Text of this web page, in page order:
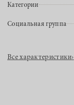
Категории
Социальная группа
Все характеристики›